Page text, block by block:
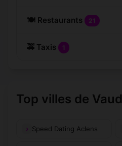
🍽️ Restaurants 21
🚕 Taxis 1
Top villes de Vaud
Speed Dating Aclens